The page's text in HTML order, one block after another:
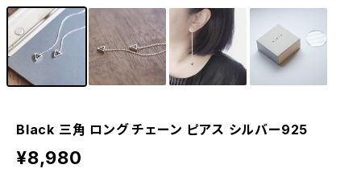
Black 三角 ロング チェーン ピアス シルバー925
¥8,980